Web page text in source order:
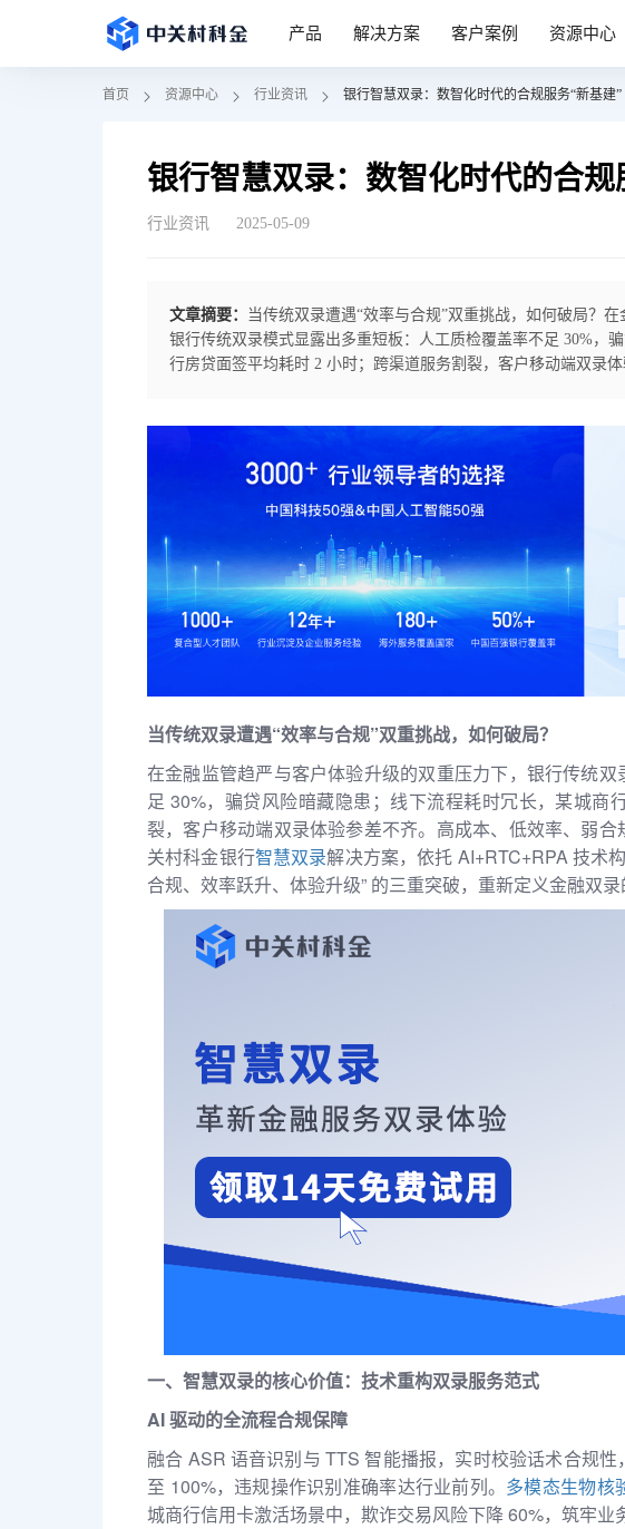
产品 解决方案 客户案例 资源中心
首页 资源中心 行业资讯 银行智慧双录：数智化时代的合规服务“新基建”
银行智慧双录：数智化时代的合规
行业资讯 2025-05-09
文章摘要：
当传统双录遭遇“效率与合规”双重挑战，如何破局？
银行传统双录模式显露出多重短板：人工质检覆盖率不足 30%，
行房贷面签平均耗时 2 小时；跨渠道服务割裂，客户移动端双录
当传统双录遭遇“效率与合规”双重挑战，如何破局？
在金融监管趋严与客户体验升级的双重压力下，银行传统
足 30%，骗贷风险暗藏隐患；线下流程耗时冗长，某城商
裂，客户移动端双录体验参差不齐。高成本、低效率、弱
关村科金银行智慧双录解决方案，依托 AI+RTC+RPA 技术
合规、效率跃升、体验升级” 的三重突破，重新定义金融双录
一、智慧双录的核心价值：技术重构双录服务范式
AI 驱动的全流程合规保障
融合 ASR 语音识别与 TTS 智能播报，实时校验话术合规
至 100%，违规操作识别准确率达行业前列。 多模态生物核
城商行信用卡激活场景中，欺诈交易风险下降 60%，筑牢业